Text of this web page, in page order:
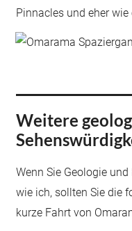
Pinnacles und eher
Weitere
Wenn Sie Geologie
wie ich, sollten Sie die
kurze Fahrt von